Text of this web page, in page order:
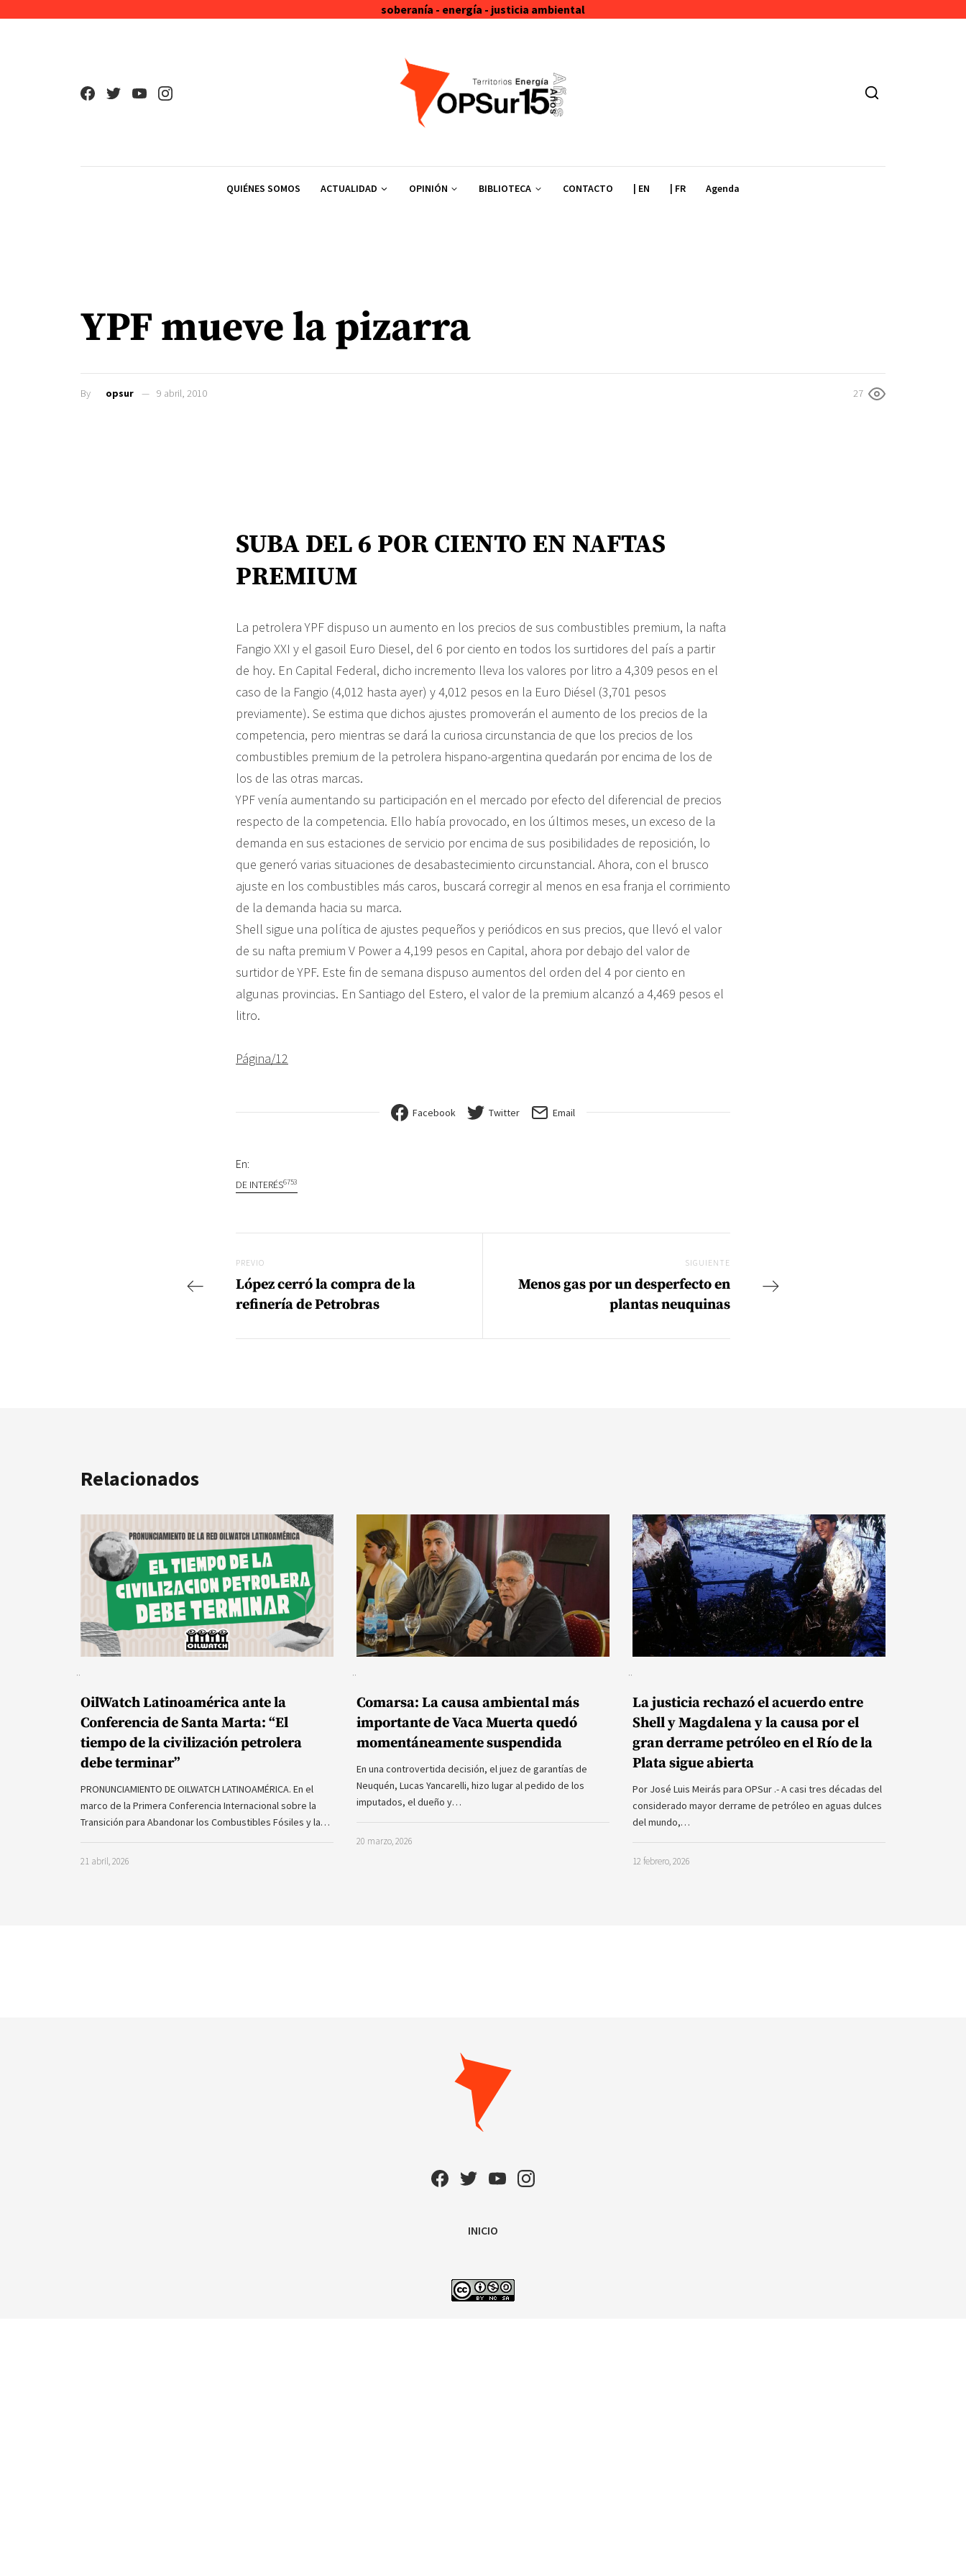
soberanía - energía - justicia ambiental
QUIÉNES SOMOS ACTUALIDAD OPINIÓN BIBLIOTECA CONTACTO | EN | FR Agenda
YPF mueve la pizarra
By opsur 9 abril, 2010 27
SUBA DEL 6 POR CIENTO EN NAFTAS
PREMIUM
La petrolera YPF dispuso un aumento en los precios de sus combustibles premium, la nafta
Fangio XXI y el gasoil Euro Diesel, del 6 por ciento en todos los surtidores del país a partir
de hoy. En Capital Federal, dicho incremento lleva los valores por litro a 4,309 pesos en el
caso de la Fangio (4,012 hasta ayer) y 4,012 pesos en la Euro Diésel (3,701 pesos
previamente). Se estima que dichos ajustes promoverán el aumento de los precios de la
competencia, pero mientras se dará la curiosa circunstancia de que los precios de los
combustibles premium de la petrolera hispano-argentina quedarán por encima de los de
los de las otras marcas.
YPF venía aumentando su participación en el mercado por efecto del diferencial de precios
respecto de la competencia. Ello había provocado, en los últimos meses, un exceso de la
demanda en sus estaciones de servicio por encima de sus posibilidades de reposición, lo
que generó varias situaciones de desabastecimiento circunstancial. Ahora, con el brusco
ajuste en los combustibles más caros, buscará corregir al menos en esa franja el corrimiento
de la demanda hacia su marca.
Shell sigue una política de ajustes pequeños y periódicos en sus precios, que llevó el valor
de su nafta premium V Power a 4,199 pesos en Capital, ahora por debajo del valor de
surtidor de YPF. Este fin de semana dispuso aumentos del orden del 4 por ciento en
algunas provincias. En Santiago del Estero, el valor de la premium alcanzó a 4,469 pesos el
litro.
Página/12
Facebook Twitter Email
En:
DE INTERÉS6753
Previo
PREVIO
López cerró la compra de la
refinería de Petrobras
SIGUIENTE
Menos gas por un desperfecto en
plantas neuquinas
Relacionados
OilWatch Latinoamérica ante la
Conferencia de Santa Marta: “El
tiempo de la civilización petrolera
debe terminar”
PRONUNCIAMIENTO DE OILWATCH LATINOAMÉRICA. En el
marco de la Primera Conferencia Internacional sobre la
Transición para Abandonar los Combustibles Fósiles y la…
21 abril, 2026
Comarsa: La causa ambiental más
importante de Vaca Muerta quedó
momentáneamente suspendida
En una controvertida decisión, el juez de garantías de
Neuquén, Lucas Yancarelli, hizo lugar al pedido de los
imputados, el dueño y…
20 marzo, 2026
La justicia rechazó el acuerdo entre
Shell y Magdalena y la causa por el
gran derrame petróleo en el Río de la
Plata sigue abierta
Por José Luis Meirás para OPSur .- A casi tres décadas del
considerado mayor derrame de petróleo en aguas dulces
del mundo,…
12 febrero, 2026
INICIO